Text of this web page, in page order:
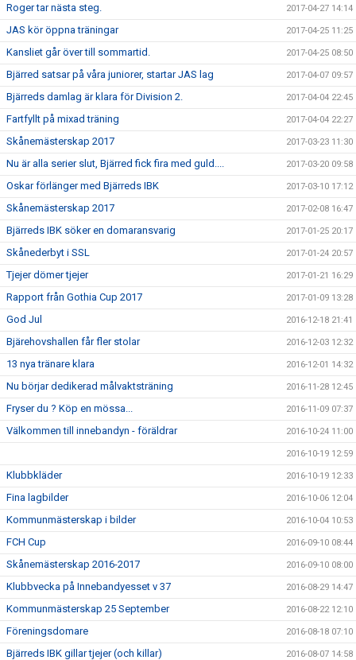
Roger tar nästa steg. 2017-04-27 14:14
JAS kör öppna träningar 2017-04-25 11:25
Kansliet går över till sommartid. 2017-04-25 08:50
Bjärred satsar på våra juniorer, startar JAS lag 2017-04-07 09:57
Bjärreds damlag är klara för Division 2. 2017-04-04 22:45
Fartfyllt på mixad träning 2017-04-04 22:27
Skånemästerskap 2017 2017-03-23 11:30
Nu är alla serier slut, Bjärred fick fira med guld.... 2017-03-20 09:58
Oskar förlänger med Bjärreds IBK 2017-03-10 17:12
Skånemästerskap 2017 2017-02-08 16:47
Bjärreds IBK söker en domaransvarig 2017-01-25 20:17
Skånederbyt i SSL 2017-01-24 20:57
Tjejer dömer tjejer 2017-01-21 16:29
Rapport från Gothia Cup 2017 2017-01-09 13:28
God Jul 2016-12-18 21:41
Bjärehovshallen får fler stolar 2016-12-03 12:32
13 nya tränare klara 2016-12-01 14:32
Nu börjar dedikerad målvaktsträning 2016-11-28 12:45
Fryser du ? Köp en mössa... 2016-11-09 07:37
Välkommen till innebandyn - föräldrar 2016-10-24 11:00
2016-10-19 12:59
Klubbkläder 2016-10-19 12:33
Fina lagbilder 2016-10-06 12:04
Kommunmästerskap i bilder 2016-10-04 10:53
FCH Cup 2016-09-10 08:44
Skånemästerskap 2016-2017 2016-09-10 08:00
Klubbvecka på Innebandyesset v 37 2016-08-29 14:47
Kommunmästerskap 25 September 2016-08-22 12:10
Föreningsdomare 2016-08-18 07:10
Bjärreds IBK gillar tjejer (och killar) 2016-08-07 14:58